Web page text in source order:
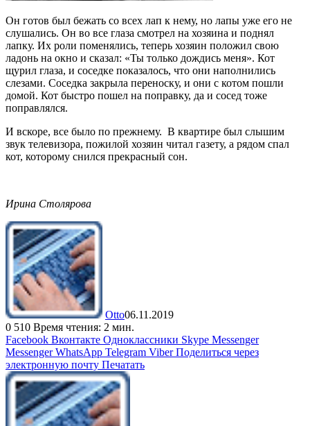
Он готов был бежать со всех лап к нему, но лапы уже его не
слушались. Он во все глаза смотрел на хозяина и поднял
лапку. Их роли поменялись, теперь хозяин положил свою
ладонь на окно и сказал: «Ты только дождись меня». Кот
щурил глаза, и соседке показалось, что они наполнились
слезами. Соседка закрыла переноску, и они с котом пошли
домой. Кот быстро пошел на поправку, да и сосед тоже
поправлялся.
И вскоре, все было по прежнему. В квартире был слышим
звук телевизора, пожилой хозяин читал газету, а рядом спал
кот, которому снился прекрасный сон.
Ирина Столярова
Otto06.11.2019
0 510 Время чтения: 2 мин.
Facebook Вконтакте Одноклассники Skype Messenger
Messenger WhatsApp Telegram Viber Поделиться через
электронную почту Печатать